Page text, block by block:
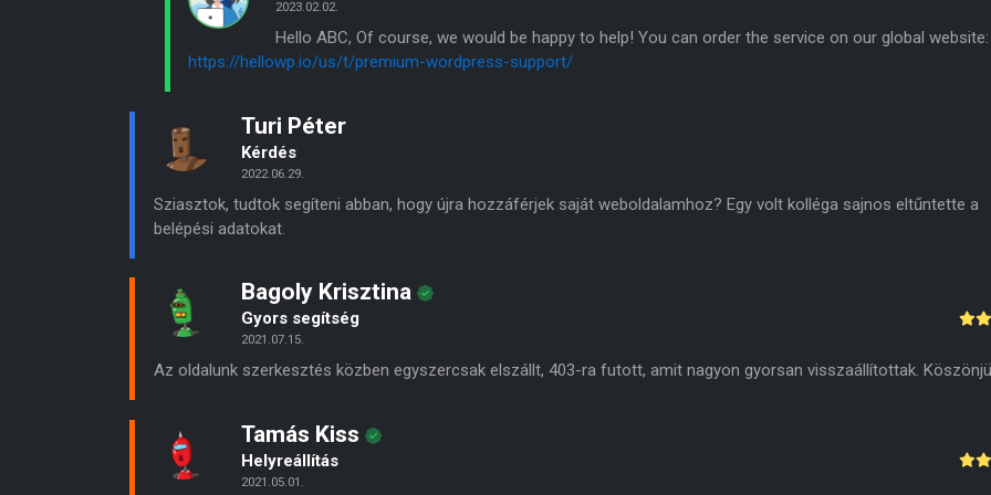
2023.02.02.
Hello ABC, Of course, we would be happy to help! You can order the service on our global website:
https://hellowp.io/us/t/premium-wordpress-support/
Turi Péter
Kérdés
2022.06.29.
Sziasztok, tudtok segíteni abban, hogy újra hozzáférjek saját weboldalamhoz? Egy volt kolléga sajnos eltűntette a
belépési adatokat.
Bagoly Krisztina
Gyors segítség
2021.07.15.
Az oldalunk szerkesztés közben egyszercsak elszállt, 403-ra futott, amit nagyon gyorsan visszaállítottak.
Tamás Kiss
Helyreállítás
2021.05.01.